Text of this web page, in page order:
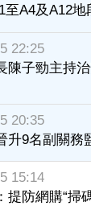
至A4及A12
22:25
陳子勁主持
20:35
升9名副關務
15:14
提防網購“掃